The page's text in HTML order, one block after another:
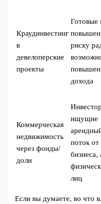
Краудинвестинг
в
девелоперские
проекты
Готовые
риску
дохода
Коммерческая
недвижимость
через фонды/
доли
ищущие
поток от
бизнеса,
лиц
Если вы думаете, во что